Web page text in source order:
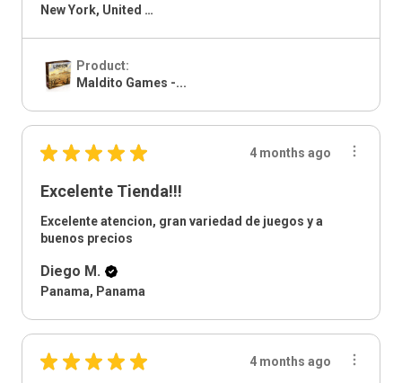
New York, United States
Product:
Maldito Games -...
★ ★ ★ ★ ★ 4 months ago
Excelente Tienda!!!
Excelente atencion, gran variedad de juegos y a
buenos precios
Diego M.
Panama, Panama
★ ★ ★ ★ ★ 4 months ago